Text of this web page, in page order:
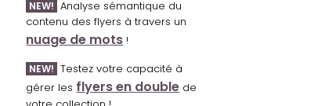
NEW! Analyse sémantique du
contenu des flyers à travers un
nuage de mots !
NEW! Testez votre capacité à
gérer les flyers en double de